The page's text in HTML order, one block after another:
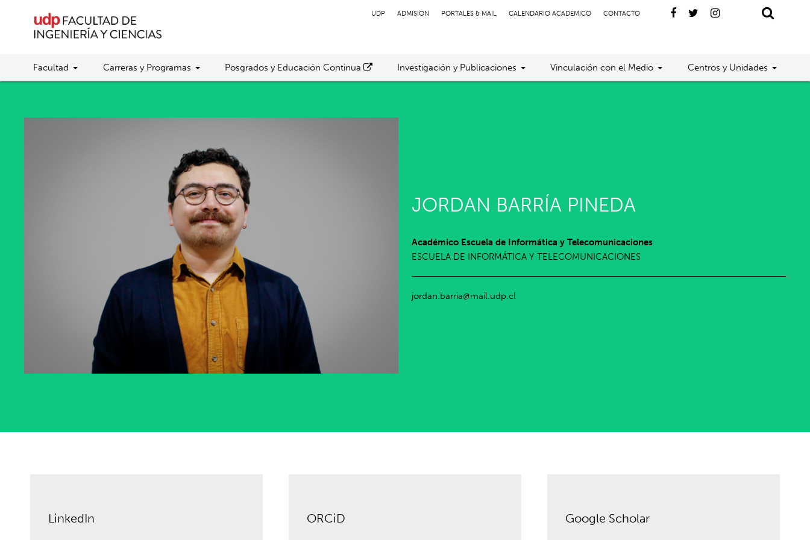
UDP ADMISIÓN PORTALES & MAIL CALENDARIO ACADÉMICO CONTACTO
Facultad Carreras y Programas Posgrados y Educación Continua Investigación y Publicaciones Vinculación con el Medio Centros y Unidades
JORDAN BARRÍA PINEDA
Académico Escuela de Informática y Telecomunicaciones
ESCUELA DE INFORMÁTICA Y TELECOMUNICACIONES
jordan.barria@mail.udp.cl
LinkedIn ORCiD Google Scholar